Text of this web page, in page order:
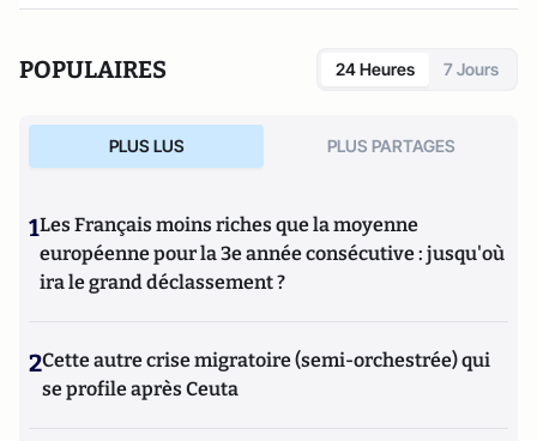
POPULAIRES 24 Heures 7 Jours
PLUS LUS PLUS PARTAGES
1Les Français moins riches que la moyenne
européenne pour la 3e année consécutive : jusqu'où
ira le grand déclassement ?
2Cette autre crise migratoire (semi-orchestrée) qui
se profile après Ceuta